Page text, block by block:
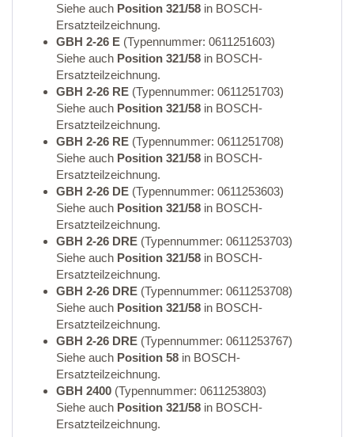
Siehe auch Position 321/58 in BOSCH-
Ersatzteilzeichnung.
GBH 2-26 E (Typennummer: 0611251603)
Siehe auch Position 321/58 in BOSCH-
Ersatzteilzeichnung.
GBH 2-26 RE (Typennummer: 0611251703)
Siehe auch Position 321/58 in BOSCH-
Ersatzteilzeichnung.
GBH 2-26 RE (Typennummer: 0611251708)
Siehe auch Position 321/58 in BOSCH-
Ersatzteilzeichnung.
GBH 2-26 DE (Typennummer: 0611253603)
Siehe auch Position 321/58 in BOSCH-
Ersatzteilzeichnung.
GBH 2-26 DRE (Typennummer: 0611253703)
Siehe auch Position 321/58 in BOSCH-
Ersatzteilzeichnung.
GBH 2-26 DRE (Typennummer: 0611253708)
Siehe auch Position 321/58 in BOSCH-
Ersatzteilzeichnung.
GBH 2-26 DRE (Typennummer: 0611253767)
Siehe auch Position 58 in BOSCH-
Ersatzteilzeichnung.
GBH 2400 (Typennummer: 0611253803)
Siehe auch Position 321/58 in BOSCH-
Ersatzteilzeichnung.